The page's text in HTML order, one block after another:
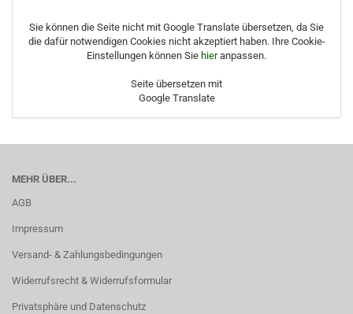
Sie können die Seite nicht mit Google Translate übersetzen, da Sie
die dafür notwendigen Cookies nicht akzeptiert haben. Ihre Cookie-
Einstellungen können Sie hieranpassen.
Seite übersetzen mit
Google Translate
MEHR ÜBER...
AGB
Impressum
Versand- & Zahlungsbedingungen
Widerrufsrecht & Widerrufsformular
Privatsphäre und Datenschutz